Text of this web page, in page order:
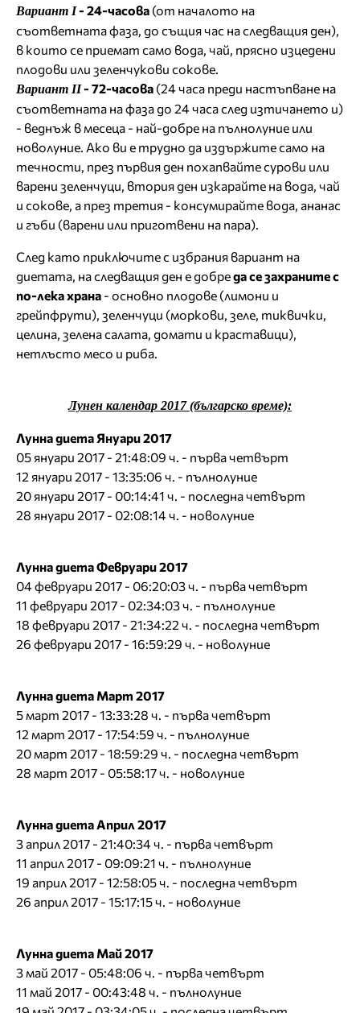
Вариант І- 24-часова (от началото на
съответната фаза, до същия час на следващия ден),
в които се приемат само вода, чай, прясно изцедени
плодови или зеленчукови сокове.
Вариант ІІ- 72-часова (24 часа преди настъпване на
съответната на фаза до 24 часа след изтичането и)
- веднъж в месеца - най-добре на пълнолуние или
новолуние. Ако ви е трудно да издържите само на
течности, през първия ден похапвайте сурови или
варени зеленчуци, втория ден изкарайте на вода, чай
и сокове, а през третия - консумирайте вода, ананас
и гъби (варени или приготвени на пара).
След като приключите с избрания вариант на
диетата, на следващия ден е добреда се захраните с
по-лека храна - основно плодове (лимони и
грейпфрути), зеленчуци (моркови, зеле, тиквички,
целина, зелена салата, домати и краставици),
нетлъсто месо и риба.
Лунен календар 2017 (българско време):
Лунна диета Януари 2017
05 януари 2017 - 21:48:09 ч. - първа четвърт
12 януари 2017 - 13:35:06 ч. - пълнолуние
20 януари 2017 - 00:14:41 ч. - последна четвърт
28 януари 2017 - 02:08:14 ч. - новолуние
Лунна диета Февруари 2017
04 февруари 2017 - 06:20:03 ч. - първа четвърт
11 февруари 2017 - 02:34:03 ч. - пълнолуние
18 февруари 2017 - 21:34:22 ч. - последна четвърт
26 февруари 2017 - 16:59:29 ч. - новолуние
Лунна диета Март 2017
5 март 2017 - 13:33:28 ч. - първа четвърт
12 март 2017 - 17:54:59 ч. - пълнолуние
20 март 2017 - 18:59:29 ч. - последна четвърт
28 март 2017 - 05:58:17 ч. - новолуние
Лунна диета Април 2017
3 април 2017 - 21:40:34 ч. - първа четвърт
11 април 2017 - 09:09:21 ч. - пълнолуние
19 април 2017 - 12:58:05 ч. - последна четвърт
26 април 2017 - 15:17:15 ч. - новолуние
Лунна диета Май 2017
3 май 2017 - 05:48:06 ч. - първа четвърт
11 май 2017 - 00:43:48 ч. - пълнолуние